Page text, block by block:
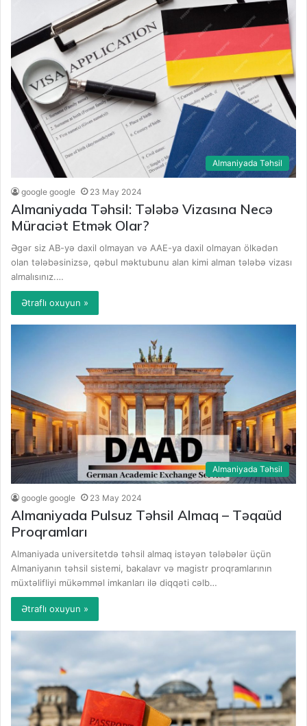
Almaniyada Təhsil
google google 23 May 2024
Almaniyada Təhsil: Tələbə Vizasına Necə
Müraciət Etmək Olar?
Əgər siz AB-yə daxil olmayan və AAE-ya daxil olmayan ölkədən
olan tələbəsinizsə, qəbul məktubunu alan kimi alman tələbə vizası
almalısınız.…
Ətraflı oxuyun »
Almaniyada Təhsil
google google 23 May 2024
Almaniyada Pulsuz Təhsil Almaq – Təqaüd
Proqramları
Almaniyada universitetdə təhsil almaq istəyən tələbələr üçün
Almaniyanın təhsil sistemi, bakalavr və magistr proqramlarının
müxtəlifliyi mükəmməl imkanları ilə diqqəti cəlb…
Ətraflı oxuyun »